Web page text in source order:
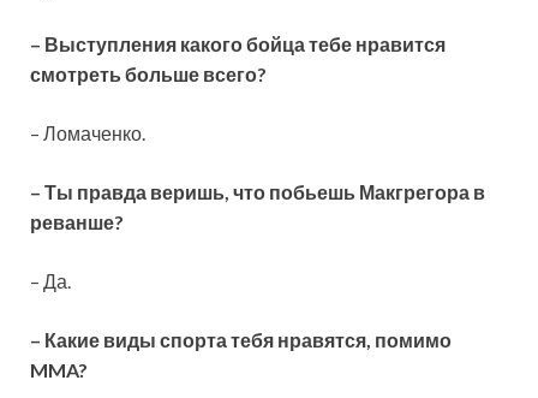
– Выступления какого бойца тебе нравится
смотреть больше всего?
– Ломаченко.
– Ты правда веришь, что побьешь Макгрегора в
реванше?
– Да.
– Какие виды спорта тебя нравятся, помимо
MMA?